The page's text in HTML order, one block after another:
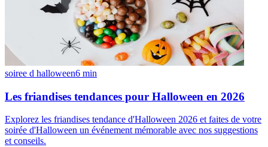
soiree d halloween6 min
Les friandises tendances pour Halloween en 2026
Explorez les friandises tendance d'Halloween 2026 et faites de votre
soirée d'Halloween un événement mémorable avec nos suggestions
et conseils.